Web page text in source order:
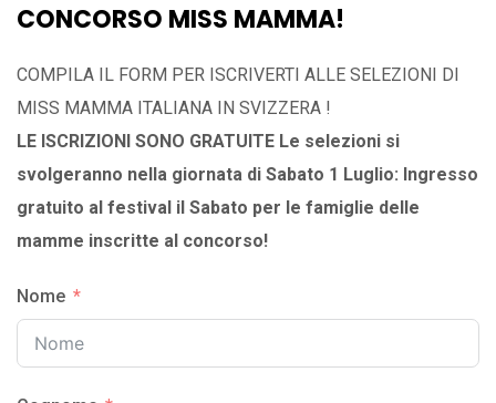
CONCORSO MISS MAMMA!
COMPILA IL FORM PER ISCRIVERTI ALLE SELEZIONI DI
MISS MAMMA ITALIANA IN SVIZZERA !
LE ISCRIZIONI SONO GRATUITE Le selezioni si
svolgeranno nella giornata di Sabato 1 Luglio: Ingresso
gratuito al festival il Sabato per le famiglie delle
mamme inscritte al concorso!
Nome